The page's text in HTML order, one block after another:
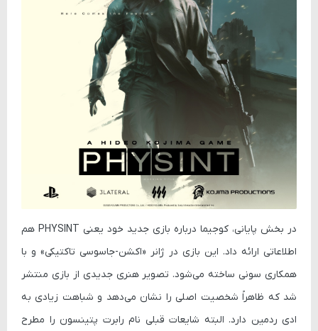
در بخش پایانی، کوجیما درباره بازی جدید خود یعنی PHYSINT هم
اطلاعاتی ارائه داد. این بازی در ژانر «اکشن-جاسوسی تاکتیکی» و با
همکاری سونی ساخته می‌شود. تصویر هنری جدیدی از بازی منتشر
شد که ظاهراً شخصیت اصلی را نشان می‌دهد و شباهت زیادی به
ادی ردمین دارد. البته شایعات قبلی نام رابرت پتینسون را مطرح